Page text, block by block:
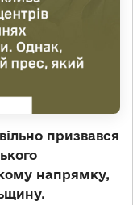
призвався
напрямку,